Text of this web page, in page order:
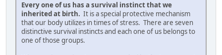
Every one of us has a survival instinct that we
inherited at birth. It is a special protective mechanism
that our body utilizes in times of stress. There are seven
distinctive survival instincts and each one of us belongs to
one of those groups.